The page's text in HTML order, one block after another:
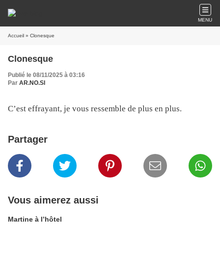
MENU
Accueil » Clonesque
Clonesque
Publié le 08/11/2025 à 03:16
Par AR.NO.SI
C’est effrayant, je vous ressemble de plus en plus.
Partager
Vous aimerez aussi
Martine à l’hôtel